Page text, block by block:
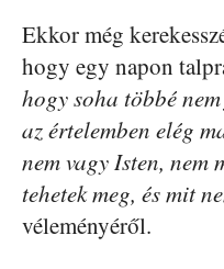
Ekkor még
hogy egy napon
hogy soha többé
az értelemben elég
nem vagy Isten, nem
tehetek meg, és mit
véleményéről.